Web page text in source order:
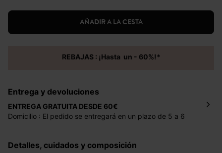
AÑADIR A LA CESTA
REBAJAS : ¡Hasta un - 60%!*
Entrega y devoluciones
ENTREGA GRATUITA DESDE 60€
Domicilio : El pedido se entregará en un plazo de 5 a 6
Mondial Relay : El pedido se entregará en un plazo de 5
Detalles, cuidados y composición